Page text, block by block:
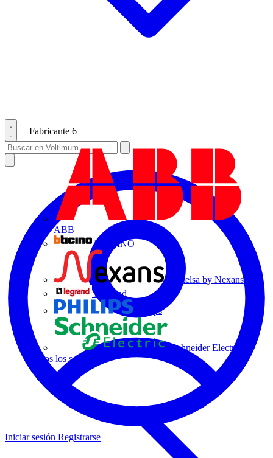
Fabricante 6
ABB
BTICINO
Centelsa by Nexans
Legrand
Philips
Schneider Electric
Todos los socios
Iniciar sesión Registrarse